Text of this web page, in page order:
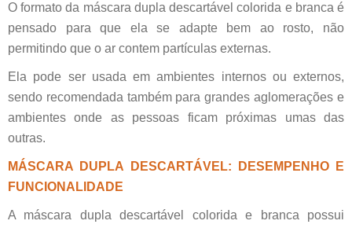
O formato da máscara dupla descartável colorida e branca é
pensado para que ela se adapte bem ao rosto, não
permitindo que o ar contem partículas externas.
Ela pode ser usada em ambientes internos ou externos,
sendo recomendada também para grandes aglomerações e
ambientes onde as pessoas ficam próximas umas das
outras.
MÁSCARA DUPLA DESCARTÁVEL: DESEMPENHO E
FUNCIONALIDADE
A máscara dupla descartável colorida e branca possui